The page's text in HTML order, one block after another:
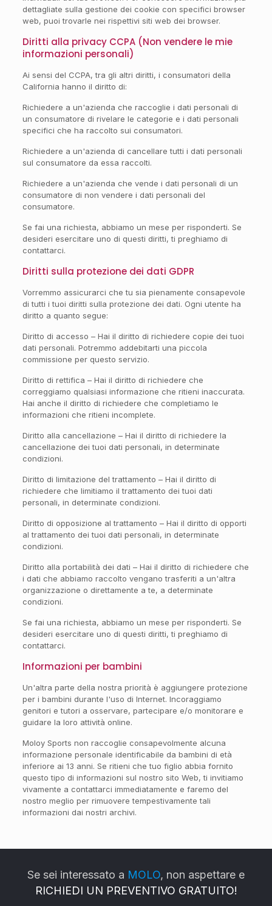
dettagliate sulla gestione dei cookie con specifici browser
web, puoi trovarle nei rispettivi siti web dei browser.
Diritti alla privacy CCPA (Non vendere le mie
informazioni personali)
Ai sensi del CCPA, tra gli altri diritti, i consumatori della
California hanno il diritto di:
Richiedere a un'azienda che raccoglie i dati personali di
un consumatore di rivelare le categorie e i dati personali
specifici che ha raccolto sui consumatori.
Richiedere a un'azienda di cancellare tutti i dati personali
sul consumatore da essa raccolti.
Richiedere a un'azienda che vende i dati personali di un
consumatore di non vendere i dati personali del
consumatore.
Se fai una richiesta, abbiamo un mese per risponderti. Se
desideri esercitare uno di questi diritti, ti preghiamo di
contattarci.
Diritti sulla protezione dei dati GDPR
Vorremmo assicurarci che tu sia pienamente consapevole
di tutti i tuoi diritti sulla protezione dei dati. Ogni utente ha
diritto a quanto segue:
Diritto di accesso – Hai il diritto di richiedere copie dei tuoi
dati personali. Potremmo addebitarti una piccola
commissione per questo servizio.
Diritto di rettifica – Hai il diritto di richiedere che
correggiamo qualsiasi informazione che ritieni inaccurata.
Hai anche il diritto di richiedere che completiamo le
informazioni che ritieni incomplete.
Diritto alla cancellazione – Hai il diritto di richiedere la
cancellazione dei tuoi dati personali, in determinate
condizioni.
Diritto di limitazione del trattamento – Hai il diritto di
richiedere che limitiamo il trattamento dei tuoi dati
personali, in determinate condizioni.
Diritto di opposizione al trattamento – Hai il diritto di opporti
al trattamento dei tuoi dati personali, in determinate
condizioni.
Diritto alla portabilità dei dati – Hai il diritto di richiedere che
i dati che abbiamo raccolto vengano trasferiti a un'altra
organizzazione o direttamente a te, a determinate
condizioni.
Se fai una richiesta, abbiamo un mese per risponderti. Se
desideri esercitare uno di questi diritti, ti preghiamo di
contattarci.
Informazioni per bambini
Un'altra parte della nostra priorità è aggiungere protezione
per i bambini durante l'uso di Internet. Incoraggiamo
genitori e tutori a osservare, partecipare e/o monitorare e
guidare la loro attività online.
Moloy Sports non raccoglie consapevolmente alcuna
informazione personale identificabile da bambini di età
inferiore ai 13 anni. Se ritieni che tuo figlio abbia fornito
questo tipo di informazioni sul nostro sito Web, ti invitiamo
vivamente a contattarci immediatamente e faremo del
nostro meglio per rimuovere tempestivamente tali
informazioni dai nostri archivi.
Se sei interessato a MOLO, non aspettare e
RICHIEDI UN PREVENTIVO GRATUITO!